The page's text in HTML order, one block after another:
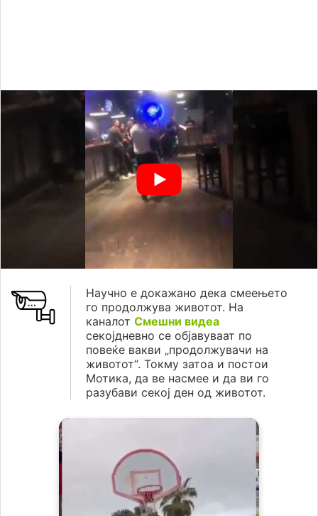
Научно е докажано дека смеењето
го продолжува животот. На
каналот Смешни видеа
секојдневно се објавуваат по
повеќе вакви „продолжувачи на
животот“. Токму затоа и постои
Мотика, да ве насмее и да ви го
разубави секој ден од животот.